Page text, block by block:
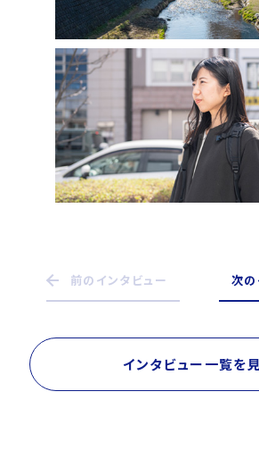
前のインタビュー 次の
インタビュー一覧を